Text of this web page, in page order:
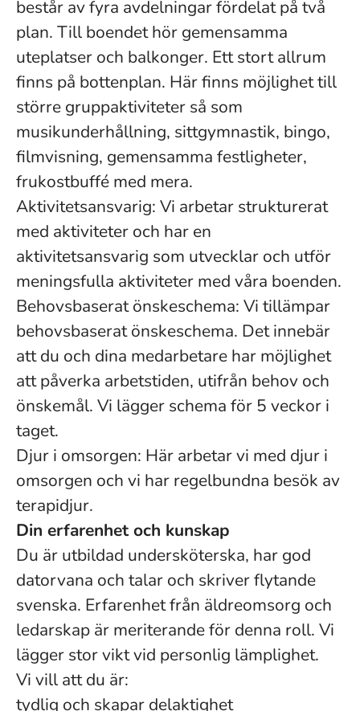
består av fyra avdelningar fördelat på två
plan. Till boendet hör gemensamma
uteplatser och balkonger. Ett stort allrum
finns på bottenplan. Här finns möjlighet till
större gruppaktiviteter så som
musikunderhållning, sittgymnastik, bingo,
filmvisning, gemensamma festligheter,
frukostbuffé med mera.
Aktivitetsansvarig: Vi arbetar strukturerat
med aktiviteter och har en
aktivitetsansvarig som utvecklar och utför
meningsfulla aktiviteter med våra boenden.
Behovsbaserat önskeschema: Vi tillämpar
behovsbaserat önskeschema. Det innebär
att du och dina medarbetare har möjlighet
att påverka arbetstiden, utifrån behov och
önskemål. Vi lägger schema för 5 veckor i
taget.
Djur i omsorgen: Här arbetar vi med djur i
omsorgen och vi har regelbundna besök av
terapidjur.
Din erfarenhet och kunskap
Du är utbildad undersköterska, har god
datorvana och talar och skriver flytande
svenska. Erfarenhet från äldreomsorg och
ledarskap är meriterande för denna roll. Vi
lägger stor vikt vid personlig lämplighet.
Vi vill att du är:
tydlig och skapar delaktighet